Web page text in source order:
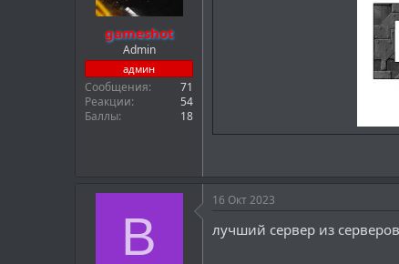
а
л
gameshot
Admin
админ
Сообщения
71
Реакции
54
Баллы
18
В
16 Окт 2023
лучший сервер из серверов